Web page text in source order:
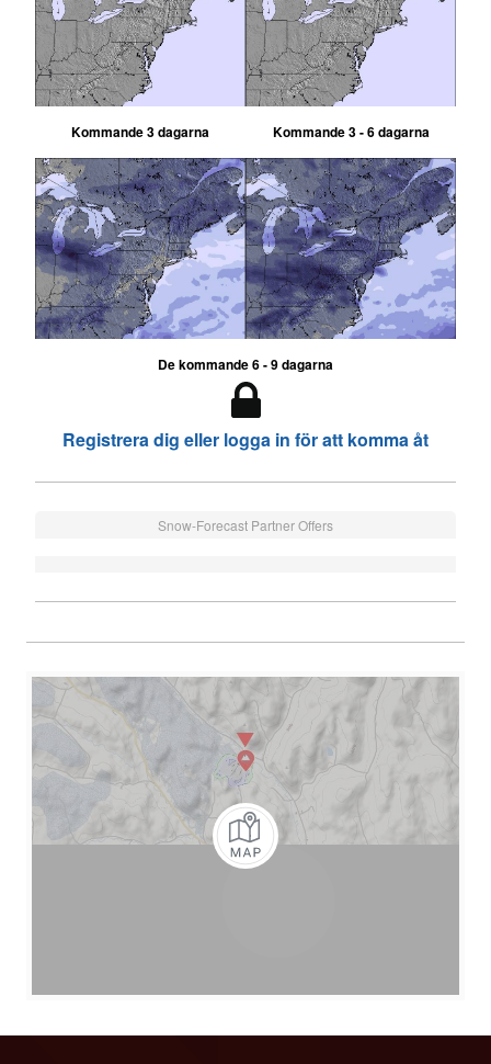
Kommande 3 dagarna Kommande 3 - 6 dagarna
De kommande 6 - 9 dagarna
Registrera dig eller logga in för att komma åt
Snow-Forecast Partner Offers